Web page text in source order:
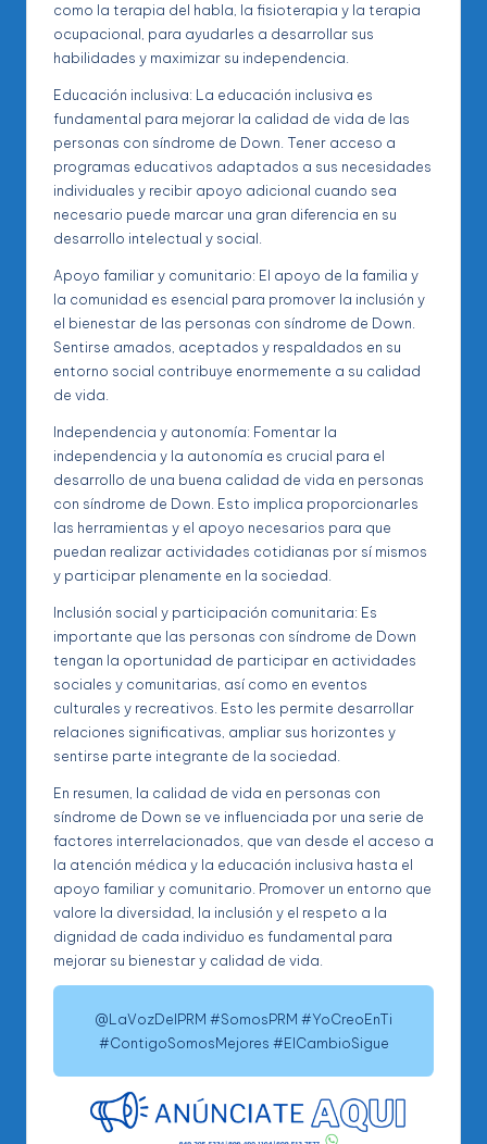
como la terapia del habla, la fisioterapia y la terapia
ocupacional, para ayudarles a desarrollar sus
habilidades y maximizar su independencia.
Educación inclusiva: La educación inclusiva es
fundamental para mejorar la calidad de vida de las
personas con síndrome de Down. Tener acceso a
programas educativos adaptados a sus necesidades
individuales y recibir apoyo adicional cuando sea
necesario puede marcar una gran diferencia en su
desarrollo intelectual y social.
Apoyo familiar y comunitario: El apoyo de la familia y
la comunidad es esencial para promover la inclusión y
el bienestar de las personas con síndrome de Down.
Sentirse amados, aceptados y respaldados en su
entorno social contribuye enormemente a su calidad
de vida.
Independencia y autonomía: Fomentar la
independencia y la autonomía es crucial para el
desarrollo de una buena calidad de vida en personas
con síndrome de Down. Esto implica proporcionarles
las herramientas y el apoyo necesarios para que
puedan realizar actividades cotidianas por sí mismos
y participar plenamente en la sociedad.
Inclusión social y participación comunitaria: Es
importante que las personas con síndrome de Down
tengan la oportunidad de participar en actividades
sociales y comunitarias, así como en eventos
culturales y recreativos. Esto les permite desarrollar
relaciones significativas, ampliar sus horizontes y
sentirse parte integrante de la sociedad.
En resumen, la calidad de vida en personas con
síndrome de Down se ve influenciada por una serie de
factores interrelacionados, que van desde el acceso a
la atención médica y la educación inclusiva hasta el
apoyo familiar y comunitario. Promover un entorno que
valore la diversidad, la inclusión y el respeto a la
dignidad de cada individuo es fundamental para
mejorar su bienestar y calidad de vida.
@LaVozDelPRM #SomosPRM #YoCreoEnTi
#ContigoSomosMejores #ElCambioSigue